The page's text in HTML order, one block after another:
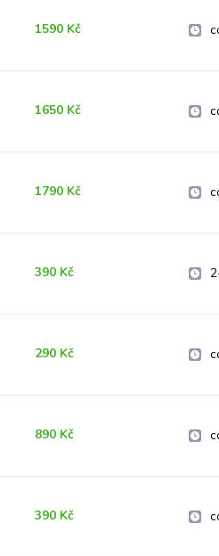
1590 Kč
1650 Kč
1790 Kč
390 Kč
290 Kč
890 Kč
390 Kč